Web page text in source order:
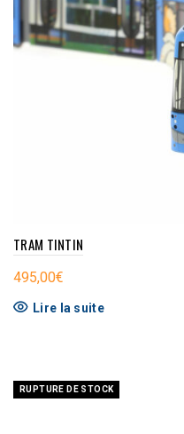
TRAM TINTIN
495,00€
Lire la suite
RUPTURE DE STOCK